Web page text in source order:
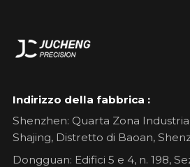
Indirizzo della fabbrica :
Shenzhen: Quarta Zona
Shajing, Distretto di Baoan,
Dongguan: Edifici 5 e 4, n. 198,